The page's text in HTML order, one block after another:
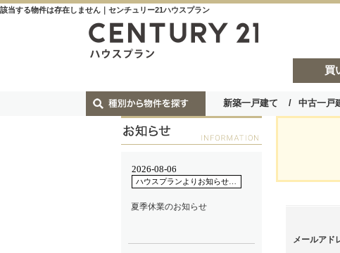
該当する物件は存在しません｜センチュリー21ハウスプラン
買
新築一戸建て 中古一戸
メールアド